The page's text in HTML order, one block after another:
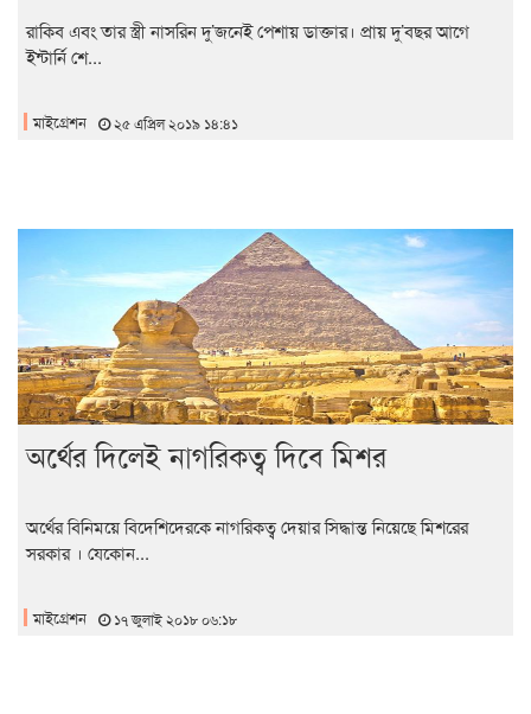
রাকিব এবং তার স্ত্রী নাসরিন দু’জনেই পেশায় ডাক্তার। প্রায় দু’বছর আগে
ইন্টার্নি শে...
মাইগ্রেশন ২৫ এপ্রিল ২০১৯ ১৪:৪১
অর্থের দিলেই নাগরিকত্ব দিবে মিশর
অর্থের বিনিময়ে বিদেশিদেরকে নাগরিকত্ব দেয়ার সিদ্ধান্ত নিয়েছে মিশরের
সরকার । যেকোন...
মাইগ্রেশন ১৭ জুলাই ২০১৮ ০৬:১৮